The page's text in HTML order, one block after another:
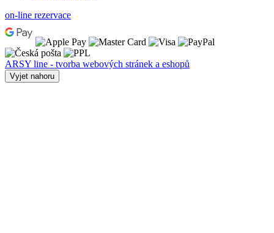
on-line rezervace
ARSY line - tvorba webových stránek a eshopů
Vyjet nahoru